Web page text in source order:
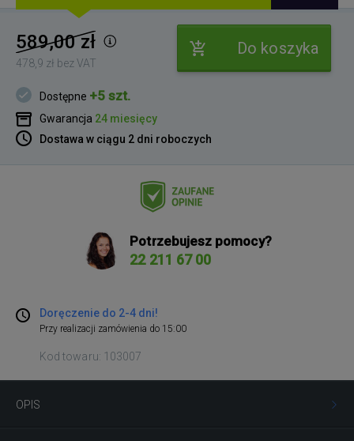
589,00 zł
478,9 zł bez VAT
Do koszyka
Dostępne +5 szt.
Gwarancja 24 miesięcy
Dostawa w ciągu 2 dni roboczych
Potrzebujesz pomocy?
22 211 67 00
Doręczenie do 2-4 dni!
Przy realizacji zamówienia do 15:00
Kod towaru: 103007
OPIS